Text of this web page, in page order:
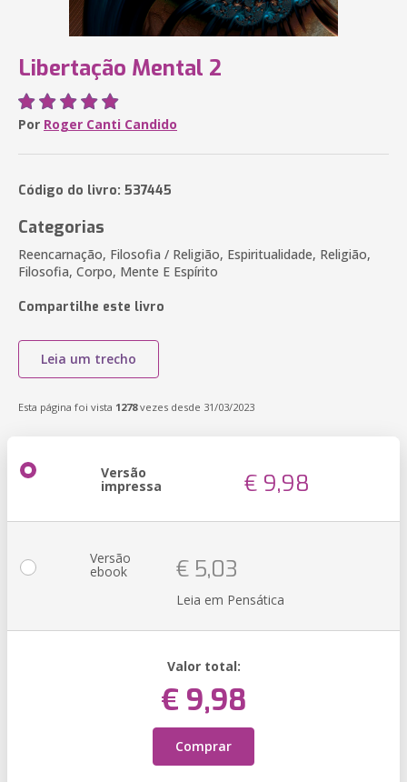
Libertação Mental 2
Por Roger Canti Candido
Código do livro: 537445
Categorias
Reencarnação, Filosofia / Religião, Espiritualidade, Religião,
Filosofia, Corpo, Mente E Espírito
Compartilhe este livro
Leia um trecho
Esta página foi vista 1278vezes desde 31/03/2023
Versão
impressa € 9,98
Versão
ebook € 5,03
Leia em Pensática
Valor total:
€ 9,98
Comprar